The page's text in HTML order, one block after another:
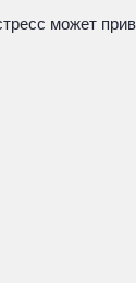
может